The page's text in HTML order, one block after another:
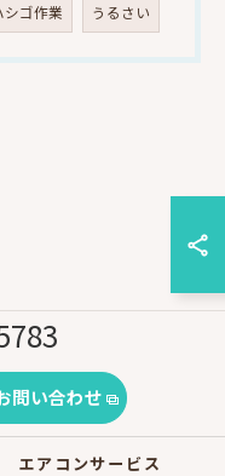
シゴ作業 うるさい
問い合わせ
エアコンサービス